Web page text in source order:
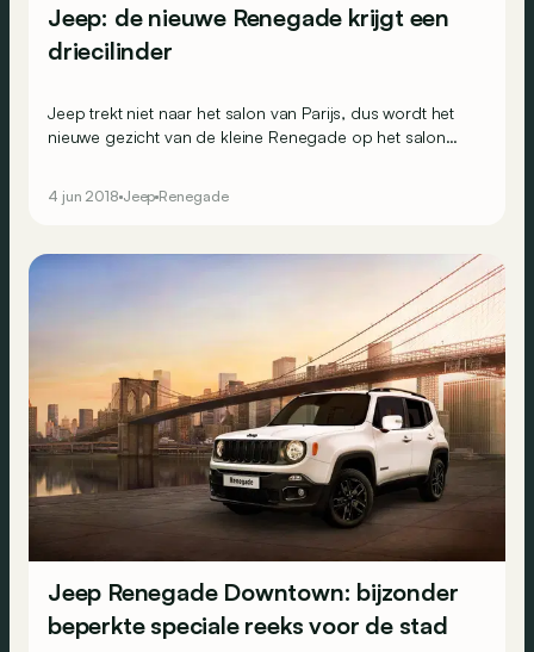
Jeep: de nieuwe Renegade krijgt een
driecilinder
Jeep trekt niet naar het salon van Parijs, dus wordt het
nieuwe gezicht van de kleine Renegade op het salon
4 jun 2018 Jeep Renegade
Jeep Renegade Downtown: bijzonder
beperkte speciale reeks voor de stad